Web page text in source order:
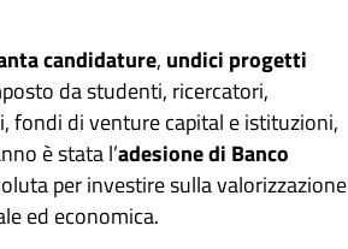
candidature, undici progetti
da studenti, ricercatori,
fondi di venture capital e istituzioni,
è stata l’adesione di Banco
per investire sulla valorizzazione
ed economica.